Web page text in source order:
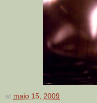
at maio 15, 2009